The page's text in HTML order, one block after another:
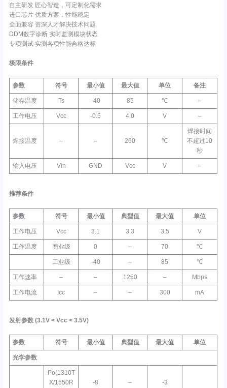
自主研发 匠心智造，可定制化需求
进口芯片 优质方案，性能稳定
全面兼容 资深人才解决技术问题
DDM数字诊断 实时监测模块状态
专项测试 实测各项性能合格达标
极限条件
参数 符号 最小值 最大值 单位 备注
储存温度 Ts -40 85 ℃ –
工作电压 Vcc -0.5 4.0 V –
焊接温度 – – 260 ℃
焊接时间
不超过10
秒
输入电压 Vin GND Vcc V –
推荐条件
参数 符号 最小值 典型值 最大值 单位
工作电压 Vcc 3.1 3.3 3.5 V
工作温度 商业级 0 – 70 ℃
工业级 -40 – 85 ℃
工作速率 – – 1250 – Mbps
工作电流 Icc – – 300 mA
发射参数 (3.1V <Vcc < 3.5V)
参数 符号 最小值 典型值 最大值 单位
光学参数
Po(1310T
X/1550R
-8 – -3